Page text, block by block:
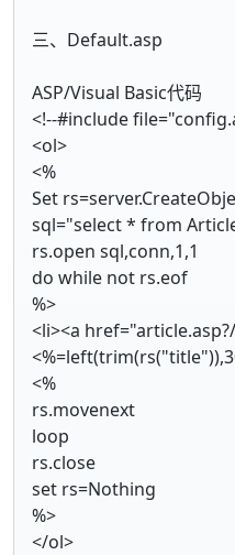
三、Default.asp
ASP/Visual Basic代码
<!--#include
<ol>
<%
Set
sql="select * from
rs.open sql,conn,1,1
do while not rs.eof
%>
<li><a
<%
rs.movenext
loop
rs.close
set rs=Nothing
%>
</ol>